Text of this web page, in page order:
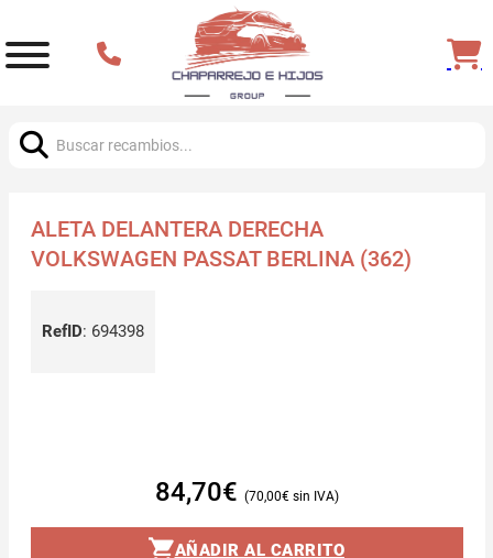
ALETA DELANTERA DERECHA
VOLKSWAGEN PASSAT BERLINA (362)
RefID: 694398
84,70€ 70,00€
AÑADIR AL CARRITO